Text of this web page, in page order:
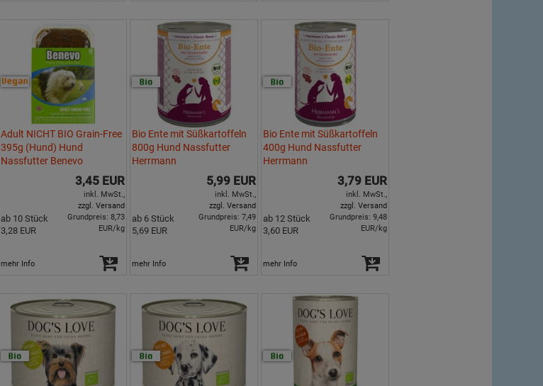
Adult NICHT BIO Grain-Free
395g (Hund) Hund
Nassfutter Benevo
3,45 EUR
inkl. MwSt.,
zzgl. Versand
ab 10 Stück
3,28 EUR
Grundpreis: 8,73
EUR/kg
mehr Info
Bio Ente mit Süßkartoffeln
800g Hund Nassfutter
Herrmann
5,99 EUR
inkl. MwSt.,
zzgl. Versand
ab 6 Stück
5,69 EUR
Grundpreis: 7,49
EUR/kg
mehr Info
Bio Ente mit Süßkartoffeln
400g Hund Nassfutter
Herrmann
3,79 EUR
inkl. MwSt.,
zzgl. Versand
ab 12 Stück
3,60 EUR
Grundpreis: 9,48
EUR/kg
mehr Info